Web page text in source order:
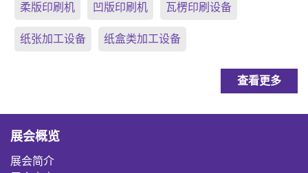
柔版印刷机 凹版印刷机 瓦楞印刷设备
纸张加工设备 纸盒类加工设备
查看更多
展会概览
展会简介